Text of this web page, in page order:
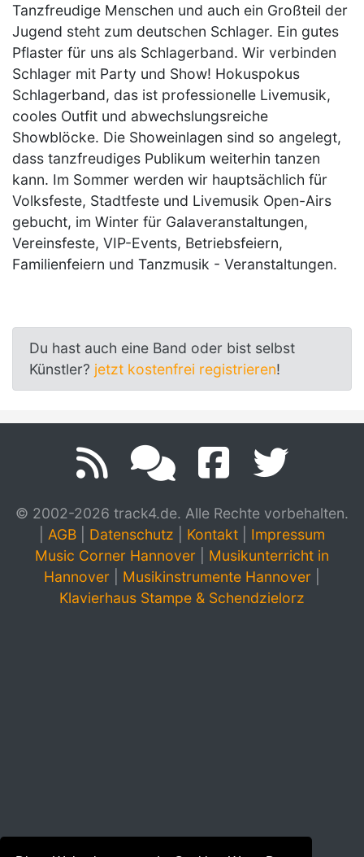
Tanzfreudige Menschen und auch ein Großteil der
Jugend steht zum deutschen Schlager. Ein gutes
Pflaster für uns als Schlagerband. Wir verbinden
Schlager mit Party und Show! Hokuspokus
Schlagerband, das ist professionelle Livemusik,
cooles Outfit und abwechslungsreiche
Showblöcke. Die Showeinlagen sind so angelegt,
dass tanzfreudiges Publikum weiterhin tanzen
kann. Im Sommer werden wir hauptsächlich für
Volksfeste, Stadtfeste und Livemusik Open-Airs
gebucht, im Winter für Galaveranstaltungen,
Vereinsfeste, VIP-Events, Betriebsfeiern,
Familienfeiern und Tanzmusik - Veranstaltungen.
Du hast auch eine Band oder bist selbst
Künstler? jetzt kostenfrei registrieren!
© 2002-2026 track4.de. Alle Rechte vorbehalten.
AGB Datenschutz Kontakt
Impressum
Music Corner Hannover
Musikunterricht in
Hannover
Musikinstrumente Hannover
Klavierhaus Stampe & Schendzielorz